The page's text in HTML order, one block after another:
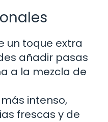
un toque extra
añadir pasas
a la mezcla de
intenso,
frescas y de